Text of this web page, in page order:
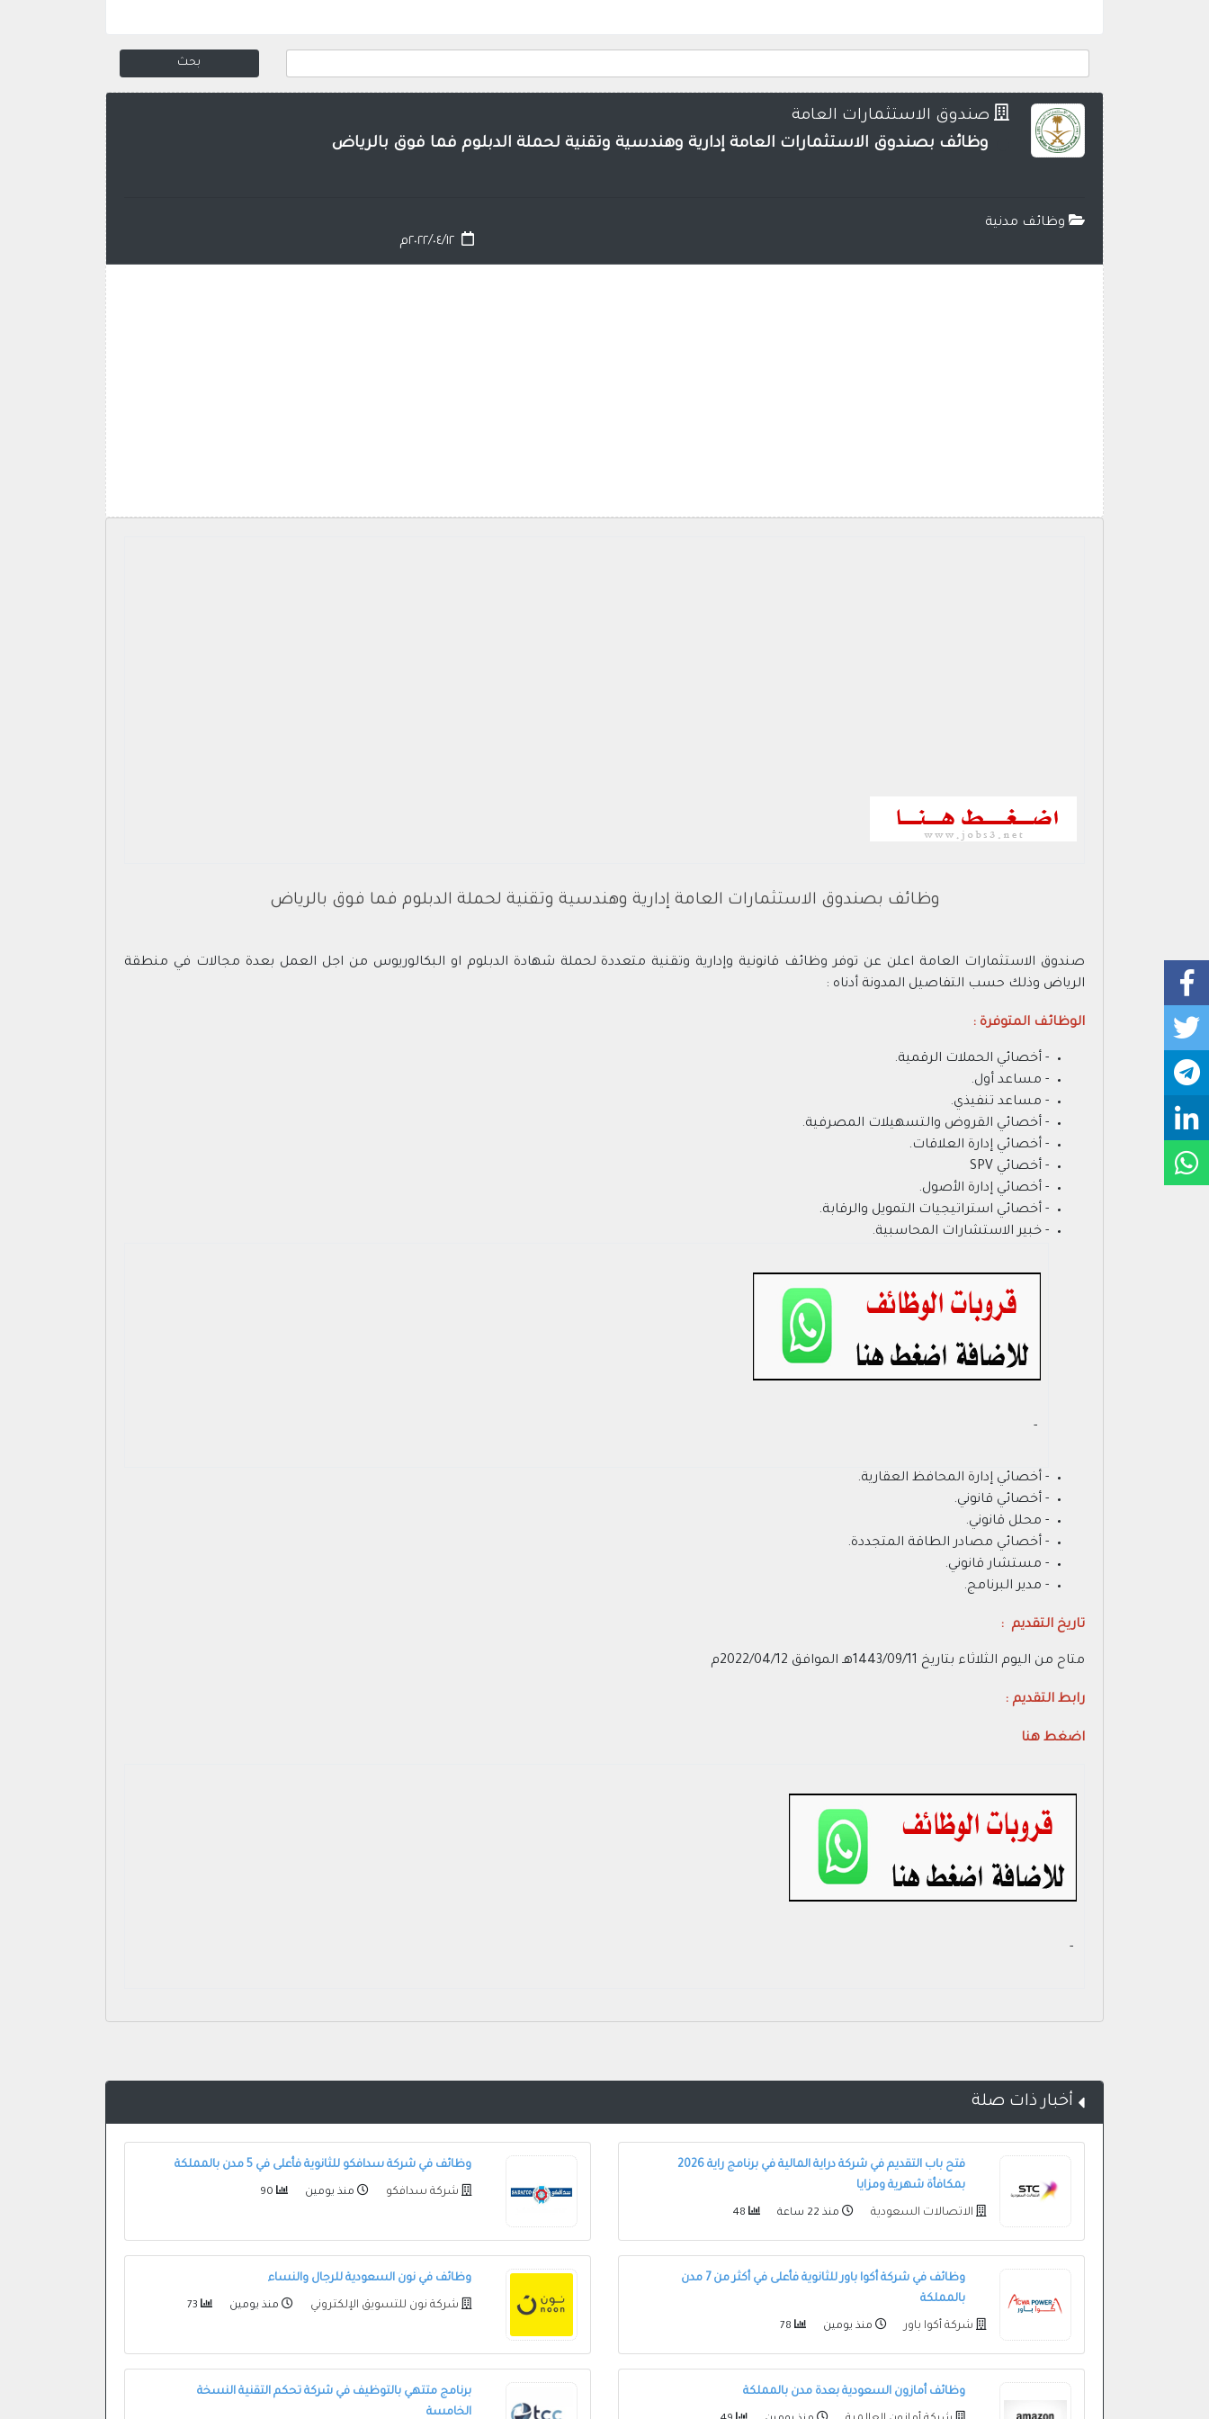
صندوق الاستثمارات العامة
وظائف بصندوق الاستثمارات العامة إدارية وهندسية وتقنية لحملة الدبلوم فما فوق بالرياض
وظائف مدنية
٢٠٢٢/٠٤/١٢م
وظائف بصندوق الاستثمارات العامة إدارية وهندسية وتقنية لحملة الدبلوم فما فوق بالرياض
صندوق الاستثمارات العامة اعلن عن توفر وظائف قانونية وإدارية وتقنية متعددة لحملة شهادة الدبلوم او البكالوريوس من اجل العمل بعدة مجالات في منطقة
الرياض وذلك حسب التفاصيل المدونة أدناه :
الوظائف المتوفرة :
- أخصائي الحملات الرقمية.
- مساعد أول.
- مساعد تنفيذي.
- أخصائي القروض والتسهيلات المصرفية.
- أخصائي إدارة العلاقات.
- أخصائي SPV
- أخصائي إدارة الأصول.
- أخصائي استراتيجيات التمويل والرقابة.
- خبير الاستشارات المحاسبية.
- ‏
- أخصائي إدارة المحافظ العقارية.
- أخصائي قانوني.
- محلل قانوني.
- أخصائي مصادر الطاقة المتجددة.
- مستشار قانوني.
- مدير البرنامج.
تاريخ التقديم :
متاح من اليوم الثلاثاء بتاريخ 1443/09/11هـ الموافق 2022/04/12م
رابط التقديم :
اضغط هنا
- ‏
أخبار ذات صلة
فتح باب التقديم في شركة دراية المالية في برنامج راية 2026
بمكافأة شهرية ومزايا
الاتصالات السعودية منذ 22 ساعة
وظائف في شركة سدافكو للثانوية فأعلى في 5 مدن بالمملكة
شركة سدافكو منذ يومين
وظائف في شركة أكوا باور للثانوية فأعلى في أكثر من 7 مدن
بالمملكة
شركة أكوا باور منذ يومين
وظائف في نون السعودية للرجال والنساء
شركة نون للتسويق الإلكتروني منذ يومين
وظائف أمازون السعودية بعدة مدن بالمملكة
برنامج متتهي بالتوظيف في شركة تحكم التقنية النسخة
الخامسة